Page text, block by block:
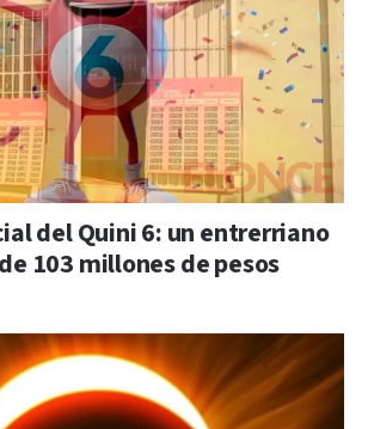
del Quini 6: un entrerriano
103 millones de pesos